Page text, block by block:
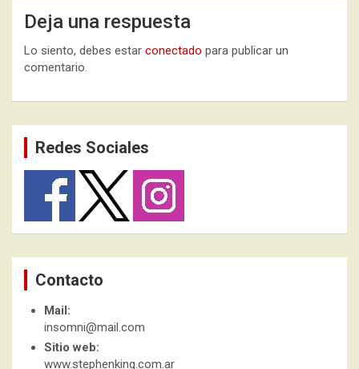
Deja una respuesta
Lo siento, debes estar conectado para publicar un
comentario.
Redes Sociales
Contacto
Mail:
insomni@mail.com
Sitio web:
www.stephenking.com.ar